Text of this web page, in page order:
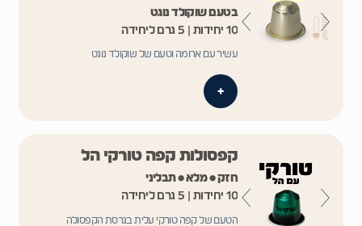
בטעם שוקולד נוגט
10 יחידות | 5 גרם ליחידה
עשיר עם ארומה וטעם של שוקולד נוגט
+
קפסולות קפה טורקי הל
חזק • מלא • תבליני
10 יחידות | 5 גרם ליחידה
הטעם של קפה טורקי עלית בגרסת הקפסולה